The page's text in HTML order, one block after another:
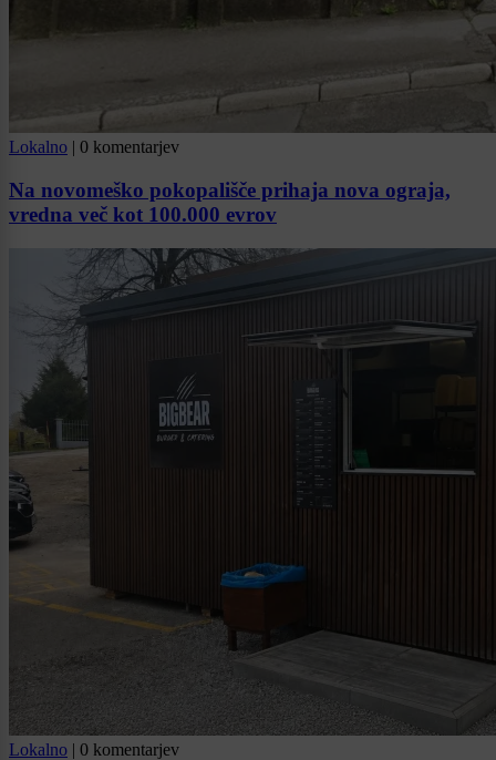
Lokalno | 0 komentarjev
Na novomeško pokopališče prihaja nova ograja,
vredna več kot 100.000 evrov
Lokalno | 0 komentarjev